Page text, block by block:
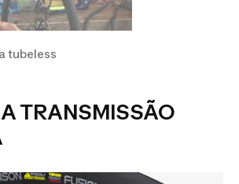
tubeless
TRANSMISSÃO